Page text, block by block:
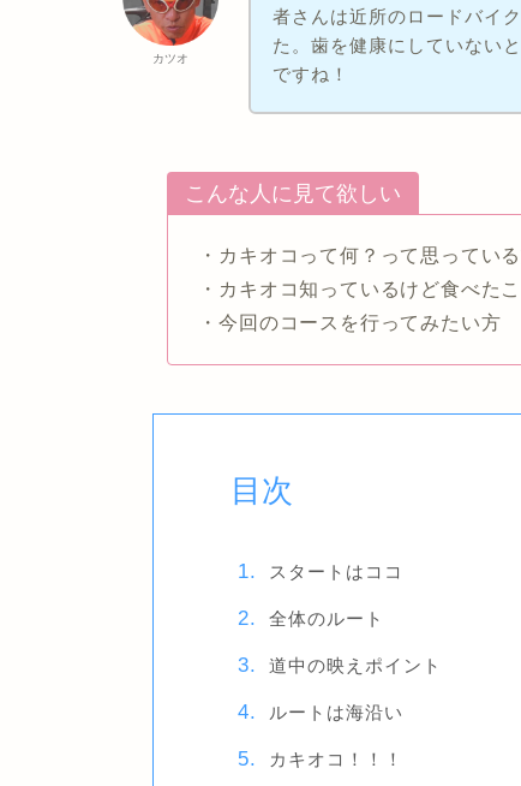
カツオ
者さんは近所のロードバイ
た。歯を健康にしていない
ですね！
こんな人に見て欲しい
・カキオコって何？って思ってい
・カキオコ知っているけど食べた
・今回のコースを行ってみたい方
目次
スタートはココ
全体のルート
道中の映えポイント
ルートは海沿い
カキオコ！！！